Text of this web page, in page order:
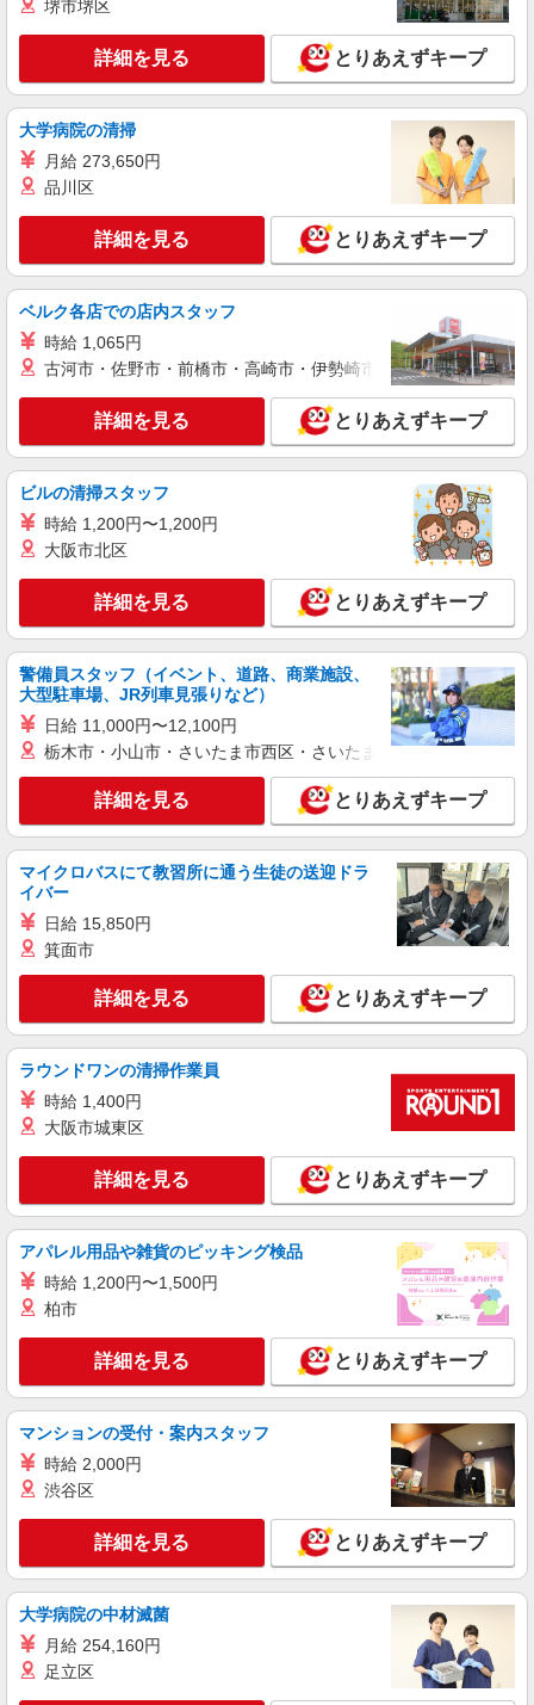
堺市堺区
詳細を見る とりあえずキープ
大学病院の清掃
月給 273,650円
品川区
詳細を見る とりあえずキープ
ベルク各店での店内スタッフ
時給 1,065円
古河市・佐野市・前橋市・高崎市・伊勢崎市・太田市・館林市
詳細を見る とりあえずキープ
ビルの清掃スタッフ
時給 1,200円〜1,200円
大阪市北区
詳細を見る とりあえずキープ
警備員スタッフ（イベント、道路、商業施設、
大型駐車場、JR列車見張りなど）
日給 11,000円〜12,100円
栃木市・小山市・さいたま市西区・さいたま市岩槻区・久喜市・
詳細を見る とりあえずキープ
マイクロバスにて教習所に通う生徒の送迎ドラ
イバー
日給 15,850円
箕面市
詳細を見る とりあえずキープ
ラウンドワンの清掃作業員
時給 1,400円
大阪市城東区
詳細を見る とりあえずキープ
アパレル用品や雑貨のピッキング検品
時給 1,200円〜1,500円
柏市
詳細を見る とりあえずキープ
マンションの受付・案内スタッフ
時給 2,000円
渋谷区
詳細を見る とりあえずキープ
大学病院の中材滅菌
月給 254,160円
足立区